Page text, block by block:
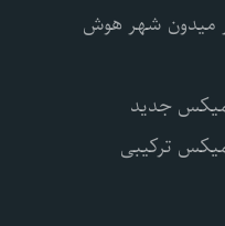
میدون شهر هوش
جدید
ترکیبی